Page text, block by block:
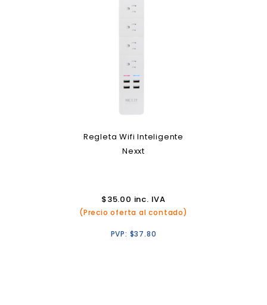
Regleta Wifi Inteligente
Nexxt
$35.00 inc. IVA
(Precio oferta al contado)
PVP: $37.80